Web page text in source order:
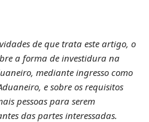
de que trata este artigo, o
a forma de investidura na
mediante ingresso como
e sobre os requisitos
pessoas para serem
das partes interessadas.